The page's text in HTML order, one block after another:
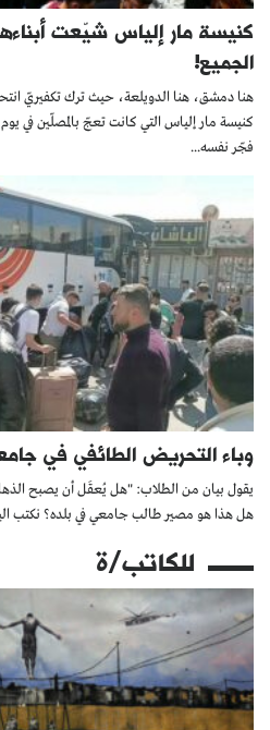
كنيسة مار إلياس شيّعت
الجميع!
هنا دمشق، هنا الدويلعة، حيث ترك تكفيريّ
فجّر نفسه...
وباء التحريض الطائفي في
يقول بيان من الطلاب: "هل يُعقَل أن يصبح
هل هذا هو مصير طالب جامعي في بلده؟ نكتب
للكاتب/ة